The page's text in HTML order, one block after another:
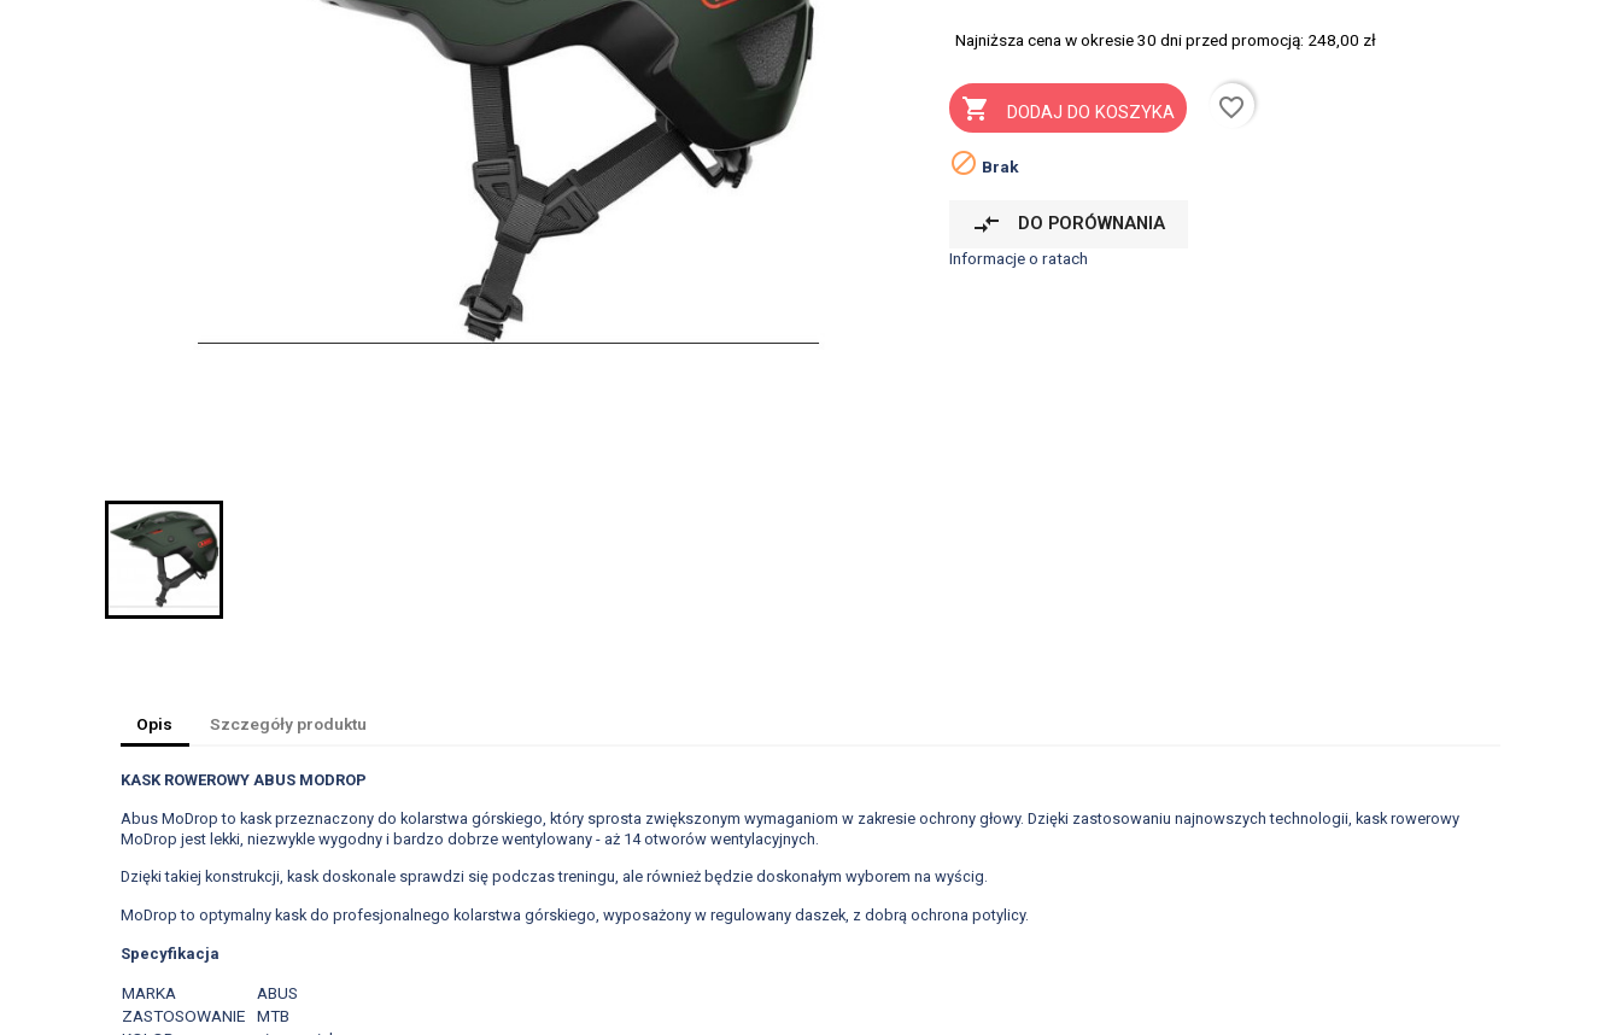
Najniższa cena w okresie 30 dni przed promocją: 248,00 zł
 DODAJ DO KOSZYKA
favorite_border
 Brak
compare_arrows DO PORÓWNANIA
Informacje o ratach
Opis Szczegóły produktu
KASK ROWEROWY ABUS MODROP
Abus MoDrop to kask przeznaczony do kolarstwa górskiego, który sprosta zwiększonym wymaganiom w zakresie ochrony głowy. Dzięki zastosowaniu najnowszych technologii, kask rowerowy
MoDrop jest lekki, niezwykle wygodny i bardzo dobrze wentylowany - aż 14 otworów wentylacyjnych.
Dzięki takiej konstrukcji, kask doskonale sprawdzi się podczas treningu, ale również będzie doskonałym wyborem na wyścig.
MoDrop to optymalny kask do profesjonalnego kolarstwa górskiego, wyposażony w regulowany daszek, z dobrą ochrona potylicy.
Specyfikacja
MARKA
ABUS
ZASTOSOWANIE
MTB